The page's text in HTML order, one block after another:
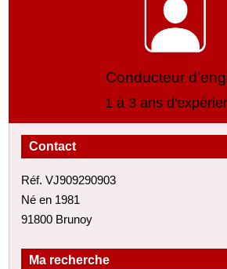
Conducteur
1 à 3 ans
Contact
Réf. VJ909290903
Né en 1981
91800 Brunoy
Ma recherche